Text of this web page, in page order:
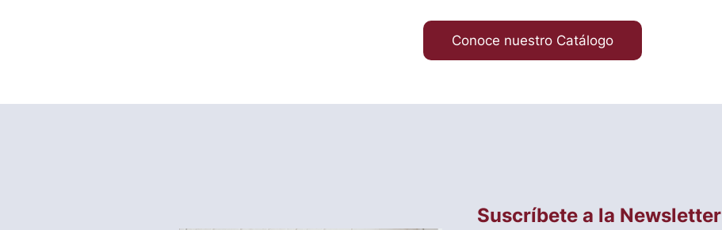
Conoce nuestro Catálogo
Suscríbete a la Newsletter